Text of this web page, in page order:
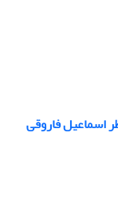
اسماعیل فاروقی